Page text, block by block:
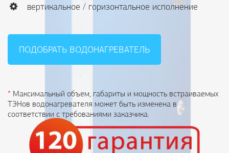
вертикальное / горизонтальное исполнение
ПОДОБРАТЬ ВОДОНАГРЕВАТЕЛЬ
* Максимальный объем, габариты и мощность встраиваемых
ТЭНов водонагревателя может быть изменена в
соответствии с требованиями заказчика.